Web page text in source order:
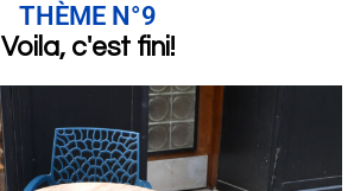
THÈME N°9
Voila, c'est fini!